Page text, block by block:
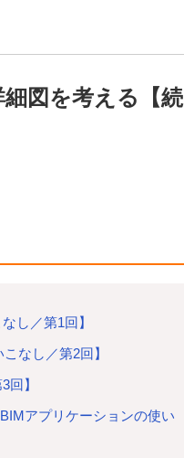
図を考える【続
し／第1回】
なし／第2回】
回】
アプリケーションの使い